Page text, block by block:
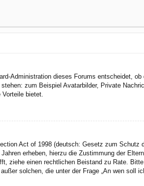
Administration dieses Forums entscheidet,
zum Beispiel Avatarbilder, Private
bietet.
Act of 1998 (deutsch: Gesetz zum
erheben, hierzu die Zustimmung der
ziehe einen rechtlichen Beistand zu Rate.
solchen, die unter der Frage „An wen soll